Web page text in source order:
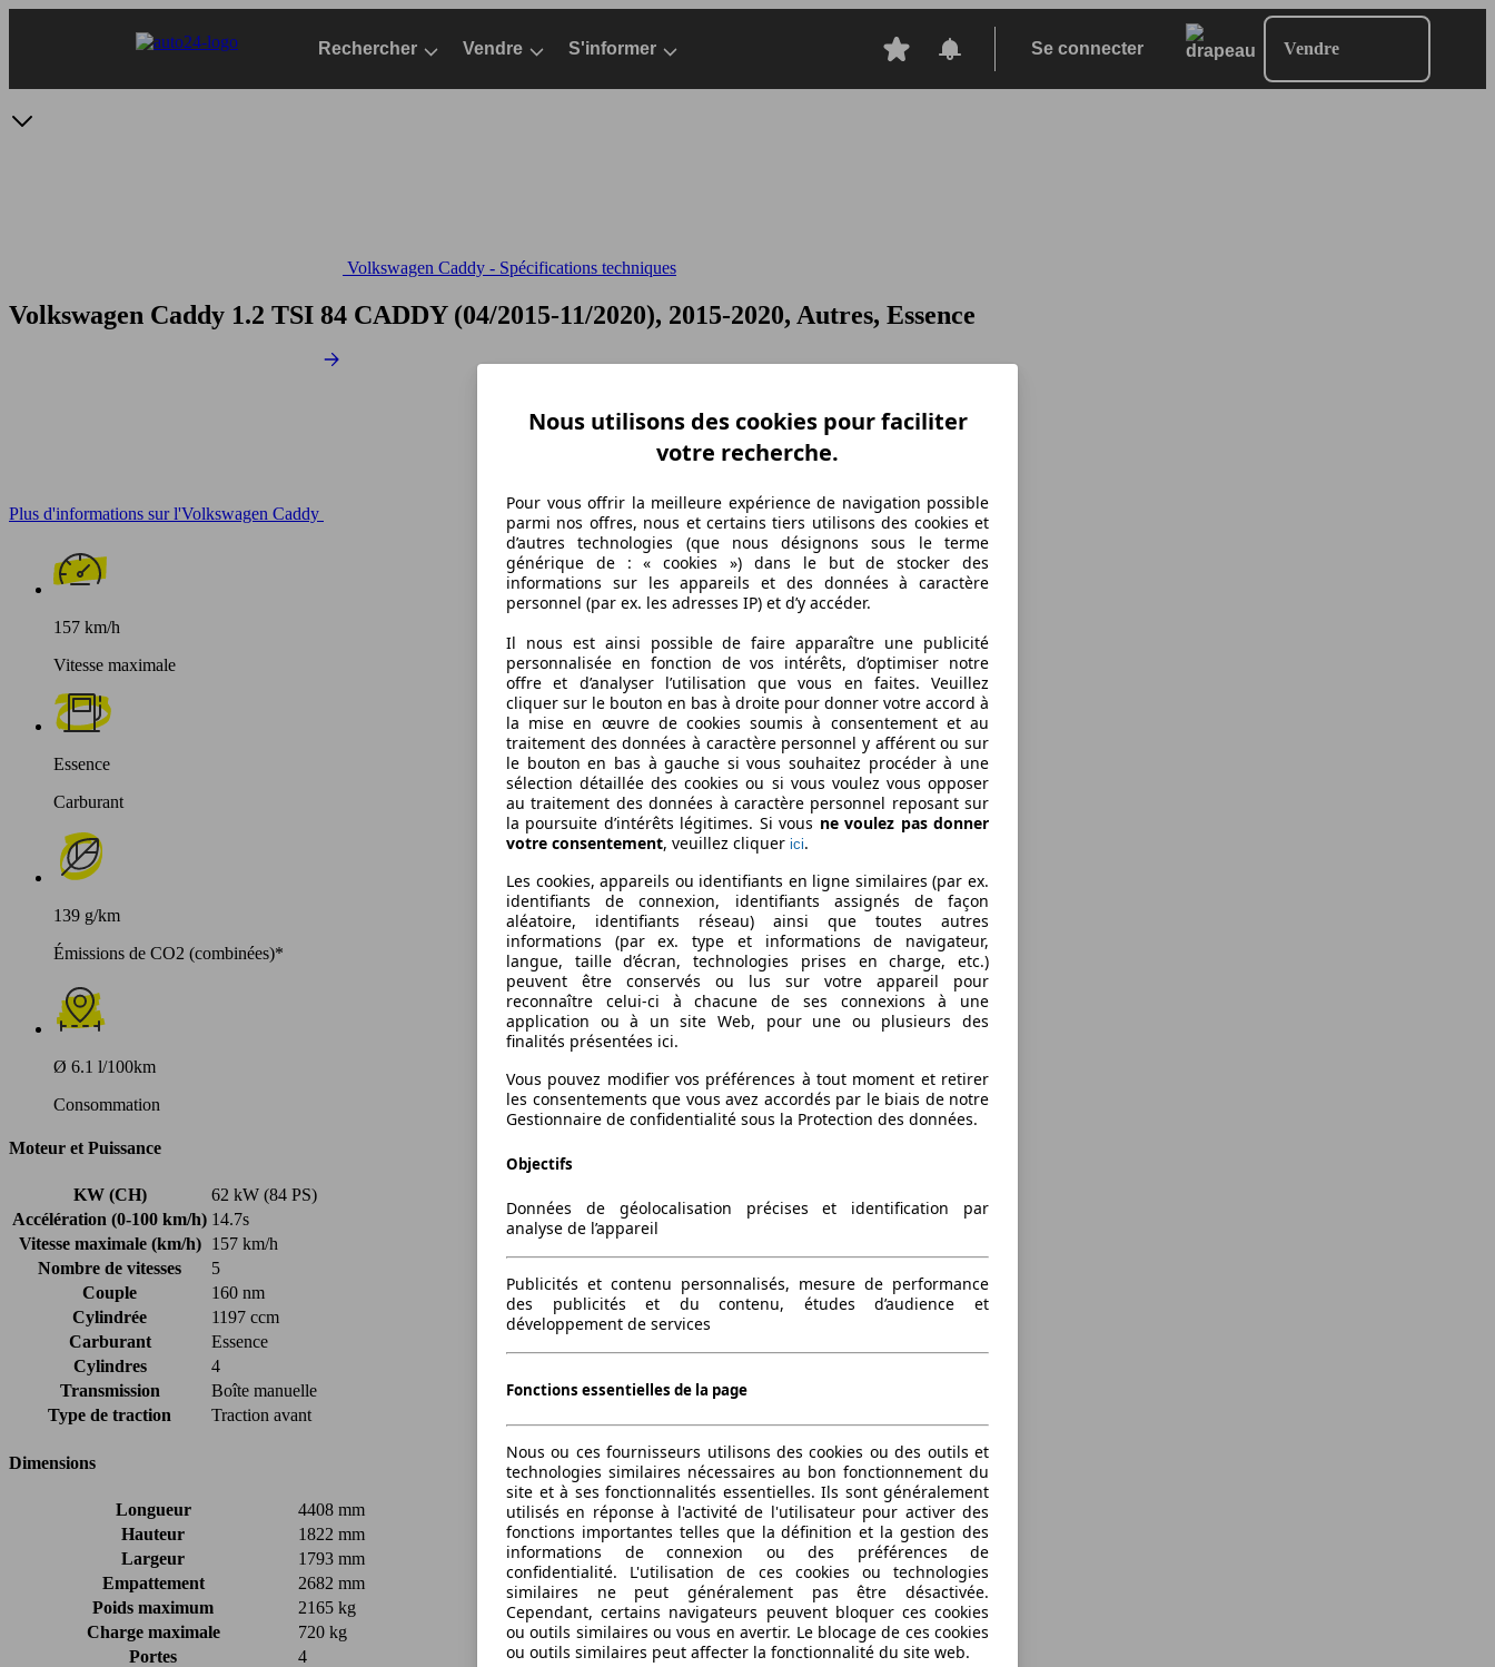
Rechercher Vendre S'informer Se connecter Vendre
Volkswagen Caddy - Spécifications techniques
Volkswagen Caddy 1.2 TSI 84 CADDY (04/2015-11/2020), 2015-2020, Autres, Essence
Plus d'informations sur l'Volkswagen Caddy
157 km/h
Vitesse maximale
Essence
Carburant
139 g/km
Émissions de CO2 (combinées)*
Ø 6.1 l/100km
Consommation
Moteur et Puissance
KW (CH)
62 kW (84 PS)
Accélération (0-100 km/h) 14.7s
Vitesse maximale (km/h)
157 km/h
Nombre de vitesses
5
Couple
160 nm
Cylindrée
1197 ccm
Carburant
Essence
Cylindres
4
Transmission
Boîte manuelle
Type de traction
Traction avant
Dimensions
Longueur
4408 mm
Hauteur
1822 mm
Largeur
1793 mm
Empattement
2682 mm
Poids maximum
2165 kg
Charge maximale
720 kg
Portes
4
Nous utilisons des cookies pour faciliter
votre recherche.
Pour vous offrir la meilleure expérience de navigation possible
parmi nos offres, nous et certains tiers utilisons des cookies et
d’autres technologies (que nous désignons sous le terme
générique de : « cookies ») dans le but de stocker des
informations sur les appareils et des données à caractère
personnel (par ex. les adresses IP) et d’y accéder.
Il nous est ainsi possible de faire apparaître une publicité
personnalisée en fonction de vos intérêts, d’optimiser notre
offre et d’analyser l’utilisation que vous en faites. Veuillez
cliquer sur le bouton en bas à droite pour donner votre accord à
la mise en œuvre de cookies soumis à consentement et au
traitement des données à caractère personnel y afférent ou sur
le bouton en bas à gauche si vous souhaitez procéder à une
sélection détaillée des cookies ou si vous voulez vous opposer
au traitement des données à caractère personnel reposant sur
la poursuite d’intérêts légitimes. Si vous ne voulez pas donner
votre consentement, veuillez cliquer ici.
Les cookies, appareils ou identifiants en ligne similaires (par ex.
identifiants de connexion, identifiants assignés de façon
aléatoire, identifiants réseau) ainsi que toutes autres
informations (par ex. type et informations de navigateur,
langue, taille d’écran, technologies prises en charge, etc.)
peuvent être conservés ou lus sur votre appareil pour
reconnaître celui-ci à chacune de ses connexions à une
application ou à un site Web, pour une ou plusieurs des
finalités présentées ici.
Vous pouvez modifier vos préférences à tout moment et retirer
les consentements que vous avez accordés par le biais de notre
Gestionnaire de confidentialité sous la Protection des données.
Objectifs
Données de géolocalisation précises et identification par
analyse de l’appareil
Publicités et contenu personnalisés, mesure de performance
des publicités et du contenu, études d’audience et
développement de services
Fonctions essentielles de la page
Nous ou ces fournisseurs utilisons des cookies ou des outils et
technologies similaires nécessaires au bon fonctionnement du
site et à ses fonctionnalités essentielles. Ils sont généralement
utilisés en réponse à l'activité de l'utilisateur pour activer des
fonctions importantes telles que la définition et la gestion des
informations de connexion ou des préférences de
confidentialité. L'utilisation de ces cookies ou technologies
similaires ne peut généralement pas être désactivée.
Cependant, certains navigateurs peuvent bloquer ces cookies
ou outils similaires ou vous en avertir. Le blocage de ces cookies
ou outils similaires peut affecter la fonctionnalité du site web.